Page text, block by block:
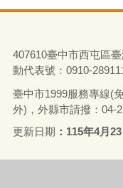
407610臺中市西屯區
動代表號：0910-
臺中市1999服務專線(
外)，外縣市請撥：04-
更新日期
115年4月23